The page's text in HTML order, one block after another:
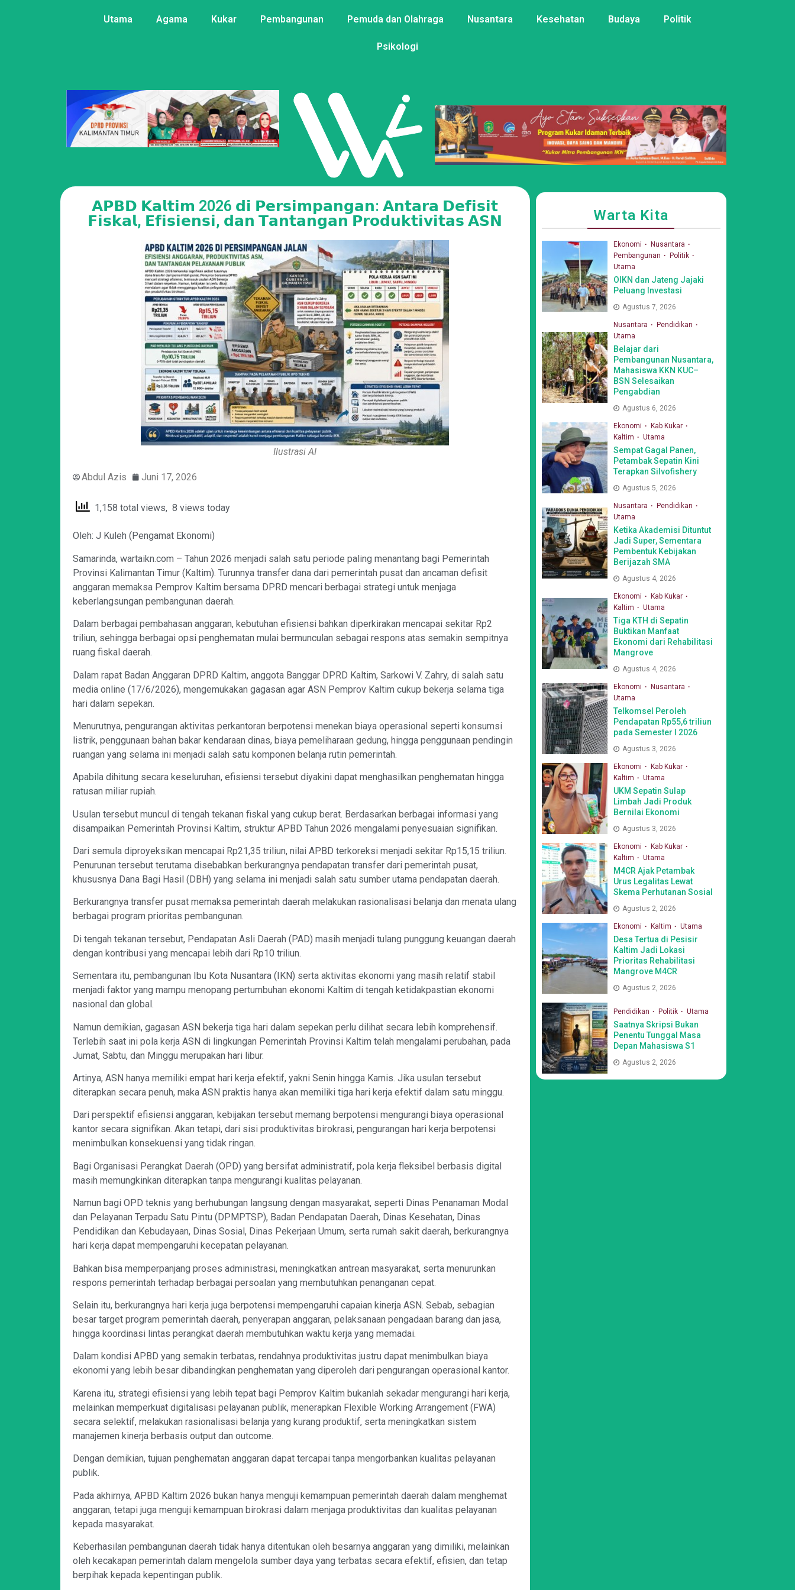
Utama Agama Kukar Pembangunan Pemuda dan Olahraga Nusantara Kesehatan Budaya Politik
Psikologi
𝗔𝗣𝗕𝗗 𝗞𝗮𝗹𝘁𝗶𝗺 2026 𝗱𝗶 𝗣𝗲𝗿𝘀𝗶𝗺𝗽𝗮𝗻𝗴𝗮𝗻: 𝗔𝗻𝘁𝗮𝗿𝗮 𝗗𝗲𝗳𝗶𝘀𝗶𝘁
𝗙𝗶𝘀𝗸𝗮𝗹, 𝗘𝗳𝗶𝘀𝗶𝗲𝗻𝘀𝗶, 𝗱𝗮𝗻 𝗧𝗮𝗻𝘁𝗮𝗻𝗴𝗮𝗻 𝗣𝗿𝗼𝗱𝘂𝗸𝘁𝗶𝘃𝗶𝘁𝗮𝘀 𝗔𝗦𝗡
Ilustrasi AI
Abdul Azis Juni 17, 2026
1,158 total views, 8 views today
Oleh: J Kuleh (Pengamat Ekonomi)
Samarinda, wartaikn.com – Tahun 2026 menjadi salah satu periode paling menantang bagi Pemerintah
Provinsi Kalimantan Timur (Kaltim). Turunnya transfer dana dari pemerintah pusat dan ancaman defisit
anggaran memaksa Pemprov Kaltim bersama DPRD mencari berbagai strategi untuk menjaga
keberlangsungan pembangunan daerah.
Dalam berbagai pembahasan anggaran, kebutuhan efisiensi bahkan diperkirakan mencapai sekitar Rp2
triliun, sehingga berbagai opsi penghematan mulai bermunculan sebagai respons atas semakin sempitnya
ruang fiskal daerah.
Dalam rapat Badan Anggaran DPRD Kaltim, anggota Banggar DPRD Kaltim, Sarkowi V. Zahry, di salah satu
media online (17/6/2026), mengemukakan gagasan agar ASN Pemprov Kaltim cukup bekerja selama tiga
hari dalam sepekan.
Menurutnya, pengurangan aktivitas perkantoran berpotensi menekan biaya operasional seperti konsumsi
listrik, penggunaan bahan bakar kendaraan dinas, biaya pemeliharaan gedung, hingga penggunaan pendingin
ruangan yang selama ini menjadi salah satu komponen belanja rutin pemerintah.
Apabila dihitung secara keseluruhan, efisiensi tersebut diyakini dapat menghasilkan penghematan hingga
ratusan miliar rupiah.
Usulan tersebut muncul di tengah tekanan fiskal yang cukup berat. Berdasarkan berbagai informasi yang
disampaikan Pemerintah Provinsi Kaltim, struktur APBD Tahun 2026 mengalami penyesuaian signifikan.
Dari semula diproyeksikan mencapai Rp21,35 triliun, nilai APBD terkoreksi menjadi sekitar Rp15,15 triliun.
Penurunan tersebut terutama disebabkan berkurangnya pendapatan transfer dari pemerintah pusat,
khususnya Dana Bagi Hasil (DBH) yang selama ini menjadi salah satu sumber utama pendapatan daerah.
Berkurangnya transfer pusat memaksa pemerintah daerah melakukan rasionalisasi belanja dan menata ulang
berbagai program prioritas pembangunan.
Di tengah tekanan tersebut, Pendapatan Asli Daerah (PAD) masih menjadi tulang punggung keuangan daerah
dengan kontribusi yang mencapai lebih dari Rp10 triliun.
Sementara itu, pembangunan Ibu Kota Nusantara (IKN) serta aktivitas ekonomi yang masih relatif stabil
menjadi faktor yang mampu menopang pertumbuhan ekonomi Kaltim di tengah ketidakpastian ekonomi
nasional dan global.
Namun demikian, gagasan ASN bekerja tiga hari dalam sepekan perlu dilihat secara lebih komprehensif.
Terlebih saat ini pola kerja ASN di lingkungan Pemerintah Provinsi Kaltim telah mengalami perubahan, pada
Jumat, Sabtu, dan Minggu merupakan hari libur.
Artinya, ASN hanya memiliki empat hari kerja efektif, yakni Senin hingga Kamis. Jika usulan tersebut
diterapkan secara penuh, maka ASN praktis hanya akan memiliki tiga hari kerja efektif dalam satu minggu.
Dari perspektif efisiensi anggaran, kebijakan tersebut memang berpotensi mengurangi biaya operasional
kantor secara signifikan. Akan tetapi, dari sisi produktivitas birokrasi, pengurangan hari kerja berpotensi
menimbulkan konsekuensi yang tidak ringan.
Bagi Organisasi Perangkat Daerah (OPD) yang bersifat administratif, pola kerja fleksibel berbasis digital
masih memungkinkan diterapkan tanpa mengurangi kualitas pelayanan.
Namun bagi OPD teknis yang berhubungan langsung dengan masyarakat, seperti Dinas Penanaman Modal
dan Pelayanan Terpadu Satu Pintu (DPMPTSP), Badan Pendapatan Daerah, Dinas Kesehatan, Dinas
Pendidikan dan Kebudayaan, Dinas Sosial, Dinas Pekerjaan Umum, serta rumah sakit daerah, berkurangnya
hari kerja dapat mempengaruhi kecepatan pelayanan.
Bahkan bisa memperpanjang proses administrasi, meningkatkan antrean masyarakat, serta menurunkan
respons pemerintah terhadap berbagai persoalan yang membutuhkan penanganan cepat.
Selain itu, berkurangnya hari kerja juga berpotensi mempengaruhi capaian kinerja ASN. Sebab, sebagian
besar target program pemerintah daerah, penyerapan anggaran, pelaksanaan pengadaan barang dan jasa,
hingga koordinasi lintas perangkat daerah membutuhkan waktu kerja yang memadai.
Dalam kondisi APBD yang semakin terbatas, rendahnya produktivitas justru dapat menimbulkan biaya
ekonomi yang lebih besar dibandingkan penghematan yang diperoleh dari pengurangan operasional kantor.
Karena itu, strategi efisiensi yang lebih tepat bagi Pemprov Kaltim bukanlah sekadar mengurangi hari kerja,
melainkan memperkuat digitalisasi pelayanan publik, menerapkan Flexible Working Arrangement (FWA)
secara selektif, melakukan rasionalisasi belanja yang kurang produktif, serta meningkatkan sistem
manajemen kinerja berbasis output dan outcome.
Dengan demikian, tujuan penghematan anggaran dapat tercapai tanpa mengorbankan kualitas pelayanan
publik.
Pada akhirnya, APBD Kaltim 2026 bukan hanya menguji kemampuan pemerintah daerah dalam menghemat
anggaran, tetapi juga menguji kemampuan birokrasi dalam menjaga produktivitas dan kualitas pelayanan
kepada masyarakat.
Keberhasilan pembangunan daerah tidak hanya ditentukan oleh besarnya anggaran yang dimiliki, melainkan
oleh kecakapan pemerintah dalam mengelola sumber daya yang terbatas secara efektif, efisien, dan tetap
berpihak kepada kepentingan publik.
Warta Kita
Ekonomi
Nusantara
Pembangunan
Politik
Utama
OIKN dan Jateng Jajaki
Peluang Investasi
Agustus 7, 2026
Nusantara
Pendidikan
Utama
Belajar dari
Pembangunan Nusantara,
Mahasiswa KKN KUC–
BSN Selesaikan
Pengabdian
Agustus 6, 2026
Ekonomi
Kab Kukar
Kaltim
Utama
Sempat Gagal Panen,
Petambak Sepatin Kini
Terapkan Silvofishery
Agustus 5, 2026
Nusantara
Pendidikan
Utama
Ketika Akademisi Dituntut
Jadi Super, Sementara
Pembentuk Kebijakan
Berijazah SMA
Agustus 4, 2026
Ekonomi
Kab Kukar
Kaltim
Utama
Tiga KTH di Sepatin
Buktikan Manfaat
Ekonomi dari Rehabilitasi
Mangrove
Agustus 4, 2026
Ekonomi
Nusantara
Utama
Telkomsel Peroleh
Pendapatan Rp55,6 triliun
pada Semester I 2026
Agustus 3, 2026
Ekonomi
Kab Kukar
Kaltim
Utama
UKM Sepatin Sulap
Limbah Jadi Produk
Bernilai Ekonomi
Agustus 3, 2026
Ekonomi
Kab Kukar
Kaltim
Utama
M4CR Ajak Petambak
Urus Legalitas Lewat
Skema Perhutanan Sosial
Agustus 2, 2026
Ekonomi Kaltim Utama
Desa Tertua di Pesisir
Kaltim Jadi Lokasi
Prioritas Rehabilitasi
Mangrove M4CR
Agustus 2, 2026
Pendidikan Politik Utama
Saatnya Skripsi Bukan
Penentu Tunggal Masa
Depan Mahasiswa S1
Agustus 2, 2026